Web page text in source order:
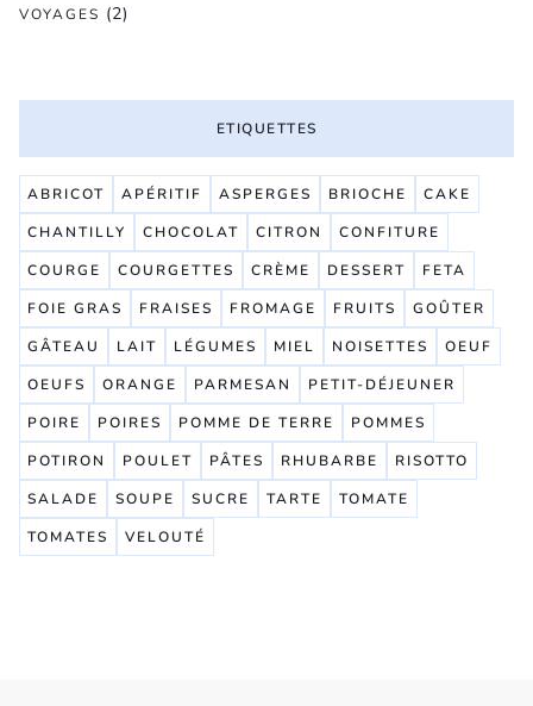
VOYAGES (2)
ETIQUETTES
ABRICOT APÉRITIF ASPERGES BRIOCHE
CAKE
CHANTILLY
CHOCOLAT CITRON
CONFITURE
COURGE
COURGETTES CRÈME DESSERT
FETA
FOIE GRAS
FRAISES FROMAGE FRUITS
GOÛTER
GÂTEAU
LAIT LÉGUMES MIEL NOISETTES
OEUF
OEUFS
ORANGE PARMESAN
PETIT-DÉJEUNER
POIRE
POIRES POMME DE TERRE
POMMES
POTIRON
POULET PÂTES RHUBARBE
RISOTTO
SALADE
SOUPE SUCRE TARTE
TOMATE
TOMATES
VELOUTÉ